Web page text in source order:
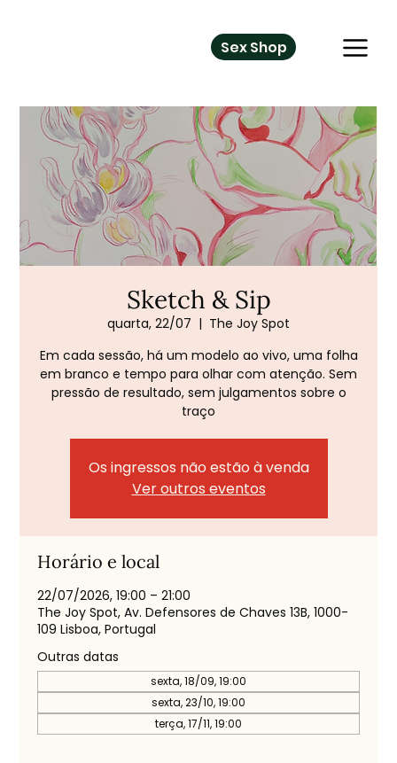
Sex Shop
Sketch & Sip
quarta, 22/07
  |
The Joy Spot
Em cada sessão, há um modelo ao vivo, uma folha
em branco e tempo para olhar com atenção. Sem
pressão de resultado, sem julgamentos sobre o
traço
Os ingressos não estão à venda
Ver outros eventos
Horário e local
22/07/2026, 19:00 – 21:00
The Joy Spot, Av. Defensores de Chaves 13B, 1000-
109 Lisboa, Portugal
Outras datas
sexta, 18/09, 19:00
sexta, 23/10, 19:00
terça, 17/11, 19:00